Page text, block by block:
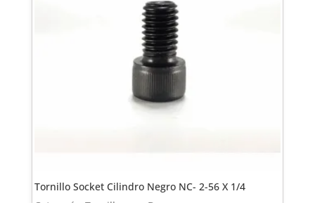
Tornillo Socket Cilindro Negro NC- 2-56 X 1/4